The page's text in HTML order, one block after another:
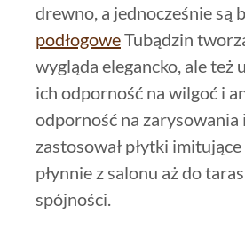
drewno, a jednocześnie są
podłogoweTubądzin
wygląda elegancko, ale też
ich odporność na wilgoć i
odporność na
zastosował płytki
płynnie z salonu aż do
spójności.